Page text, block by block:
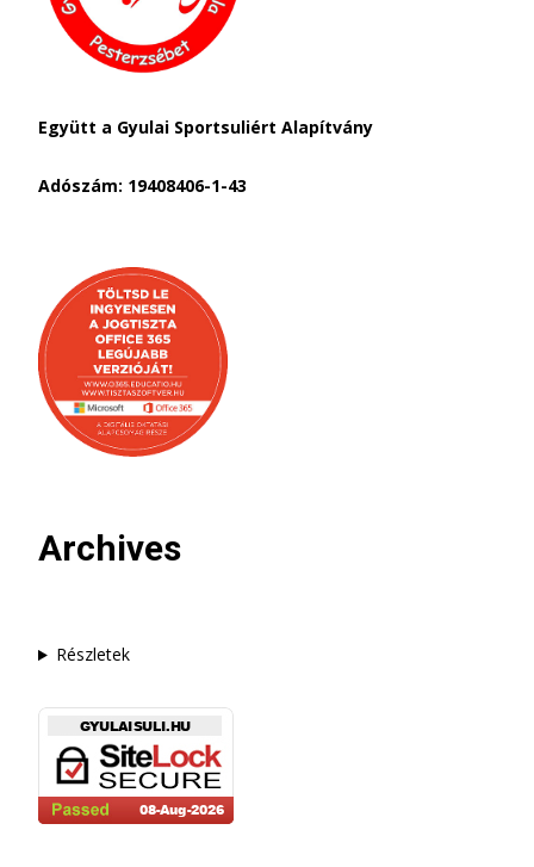
Együtt a Gyulai Sportsuliért Alapítvány
Adószám: 19408406-1-43
Archives
Részletek